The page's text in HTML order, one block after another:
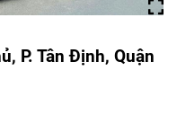
P. Tân Định, Quận